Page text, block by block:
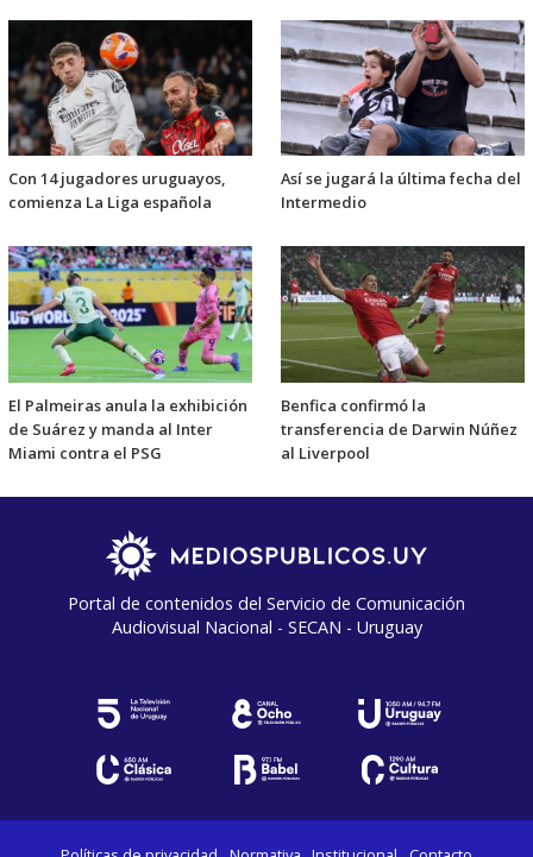
Con 14 jugadores uruguayos,
comienza La Liga española
Así se jugará la última fecha del
Intermedio
El Palmeiras anula la exhibición
de Suárez y manda al Inter
Miami contra el PSG
Benfica confirmó la
transferencia de Darwin Núñez
al Liverpool
Portal de contenidos del Servicio de Comunicación
Audiovisual Nacional - SECAN - Uruguay